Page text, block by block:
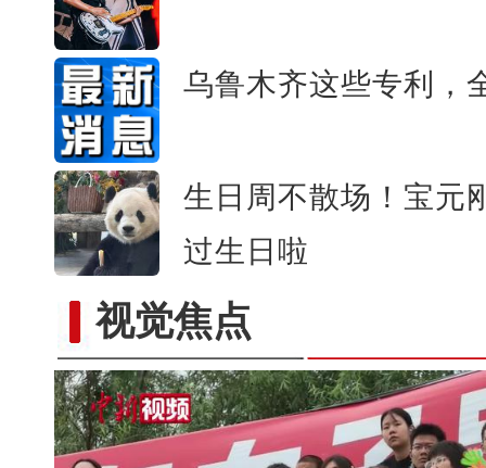
乌鲁木齐这些专利，
生日周不散场！宝元
过生日啦
视觉焦点
全国青少年女子足球民族团